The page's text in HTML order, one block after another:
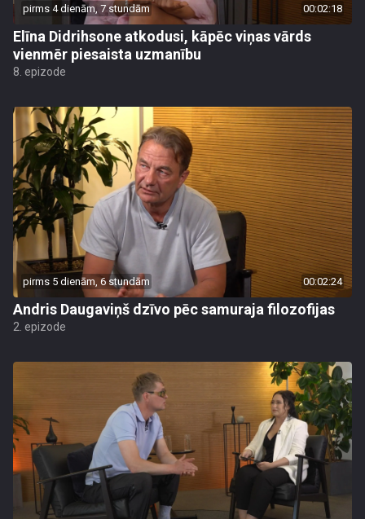
pirms 4 dienām, 7 stundām 00:02:18
Elīna Didrihsone atkodusi, kāpēc viņas vārds
vienmēr piesaista uzmanību
8. epizode
pirms 5 dienām, 6 stundām 00:02:24
Andris Daugaviņš dzīvo pēc samuraja filozofijas
2. epizode